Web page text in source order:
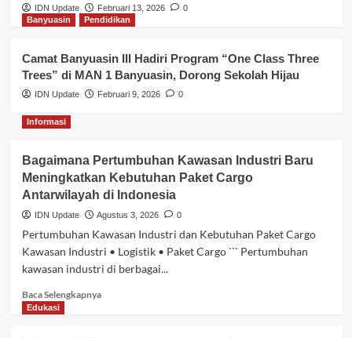
IDN Update Februari 13, 2026
0
Banyuasin
Pendidikan
Camat Banyuasin III Hadiri Program “One Class Three
Trees” di MAN 1 Banyuasin, Dorong Sekolah Hijau
IDN Update Februari 9, 2026 0
Informasi
Bagaimana Pertumbuhan Kawasan Industri Baru
Meningkatkan Kebutuhan Paket Cargo
Antarwilayah di Indonesia
IDN Update Agustus 3, 2026 0
Pertumbuhan Kawasan Industri dan Kebutuhan Paket Cargo
Kawasan Industri • Logistik • Paket Cargo ``` Pertumbuhan
kawasan industri di berbagai...
Baca SelengkapnyaBaca
Edukasi